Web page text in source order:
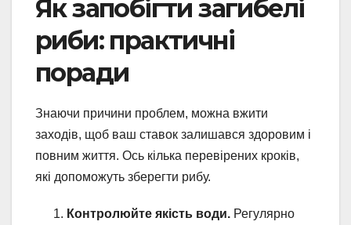
Як запобігти загибелі
риби: практичні
поради
Знаючи причини проблем, можна вжити
заходів, щоб ваш ставок залишався здоровим і
повним життя. Ось кілька перевірених кроків,
які допоможуть зберегти рибу.
Контролюйте якість води. Регулярно